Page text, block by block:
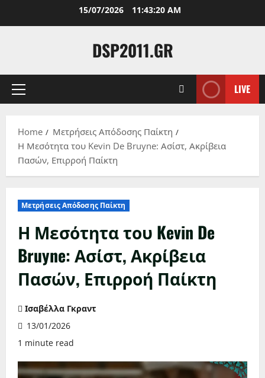
15/07/2026 11:43:21 AM
DSP2011.GR
Primary
LIVE
Home
Μετρήσεις Απόδοσης Παίκτη
Η Μεσότητα του Kevin De Bruyne: Ασίστ, Ακρίβεια
Πασών, Επιρροή Παίκτη
Μετρήσεις Απόδοσης Παίκτη
Η Μεσότητα του Kevin De
Bruyne: Ασίστ, Ακρίβεια
Πασών, Επιρροή Παίκτη
Ισαβέλλα Γκραντ
13/01/2026
1 minute read